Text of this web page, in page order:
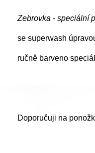
Zebrovka - speciální
se superwash
ručně barveno
Doporučuji na